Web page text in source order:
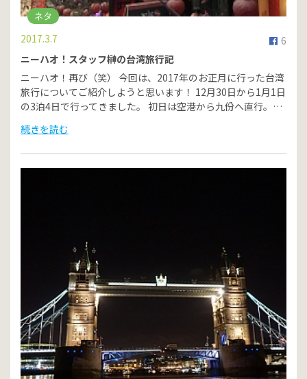
ネタ
6
2017.3.7
ニーハオ！スタッフ榊の台湾旅行記
ニーハオ！再び（笑） 今回は、2017年のお正月に行った台湾
旅行についてご紹介しようと思います！ 12月30日から1月1日
の3泊4日で行ってきました。 初日は空港から九份へ直行。…
続きを読む